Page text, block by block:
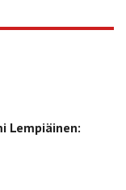
Lempiäinen: